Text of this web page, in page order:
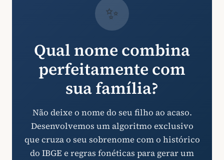
✨
Qual nome combina
perfeitamente com
sua família?
Não deixe o nome do seu filho ao acaso.
Desenvolvemos um algoritmo exclusivo
que cruza o seu sobrenome com o histórico
do IBGE e regras fonéticas para gerar um